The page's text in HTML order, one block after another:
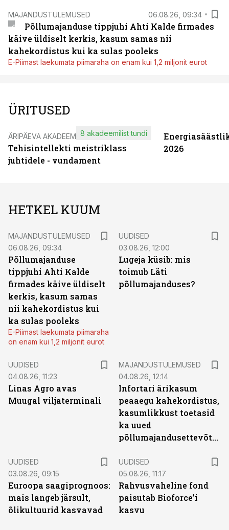
MAJANDUSTULEMUSED 06.08.26, 09:34
Põllumajanduse tippjuhi Ahti Kalde firmades
käive üldiselt kerkis, kasum samas nii
kahekordistus kui ka sulas pooleks
E-Piimast laekumata piimaraha on enam kui 1,2 miljonit eurot
ÜRITUSED
ÄRIPÄEVA AKADEEMIA
Tehisintellekti meistriklass
juhtidele - vundament
8 akadeemilist tundi
2026
HETKEL KUUM
MAJANDUSTULEMUSED
06.08.26, 09:34
Põllumajanduse
tippjuhi Ahti Kalde
firmades käive üldiselt
kerkis, kasum samas
nii kahekordistus kui
ka sulas pooleks
E-Piimast laekumata piimaraha
on enam kui 1,2 miljonit eurot
UUDISED
03.08.26, 12:00
Lugeja küsib: mis
toimub Läti
põllumajanduses?
UUDISED
04.08.26, 11:23
Linas Agro avas
Muugal viljaterminali
MAJANDUSTULEMUSED
04.08.26, 12:14
Infortari ärikasum
peaaegu kahekordistus,
kasumlikkust toetasid
ka uued
põllumajandusettevõtted
UUDISED
03.08.26, 09:15
Euroopa saagiprognoos:
mais langeb järsult,
õlikultuurid kasvavad
UUDISED
05.08.26, 11:17
Rahvusvaheline fond
paisutab Bioforce’i
kasvu